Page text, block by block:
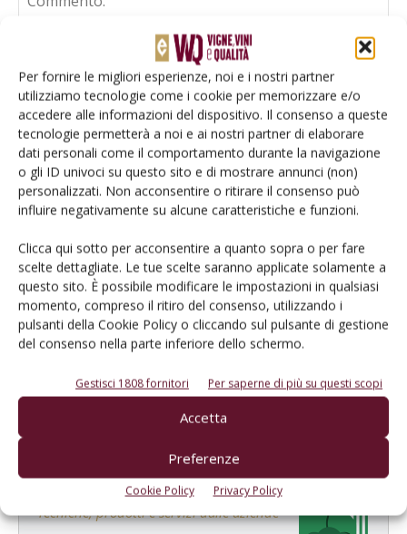
Per fornire le migliori esperienze, noi e i nostri partner
utilizziamo tecnologie come i cookie per memorizzare e/o
accedere alle informazioni del dispositivo. Il consenso a queste
tecnologie permetterà a noi e ai nostri partner di elaborare
dati personali come il comportamento durante la navigazione
o gli ID univoci su questo sito e di mostrare annunci (non)
personalizzati. Non acconsentire o ritirare il consenso può
influire negativamente su alcune caratteristiche e funzioni.
Clicca qui sotto per acconsentire a quanto sopra o per fare
scelte dettagliate. Le tue scelte saranno applicate solamente a
questo sito. È possibile modificare le impostazioni in qualsiasi
momento, compreso il ritiro del consenso, utilizzando i
pulsanti della Cookie Policy o cliccando sul pulsante di gestione
del consenso nella parte inferiore dello schermo.
Gestisci 1808 fornitori Per saperne di più su questi scopi
Accetta
Preferenze
Cookie Policy Privacy Policy
Salva il mio nome, email e sito web in questo browser per la
prossima volta che commento.
E-magazine
Tecniche, prodotti e servizi dalle aziende